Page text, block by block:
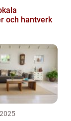
och hantverk